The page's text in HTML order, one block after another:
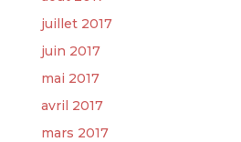
juillet 2017
juin 2017
mai 2017
avril 2017
mars 2017